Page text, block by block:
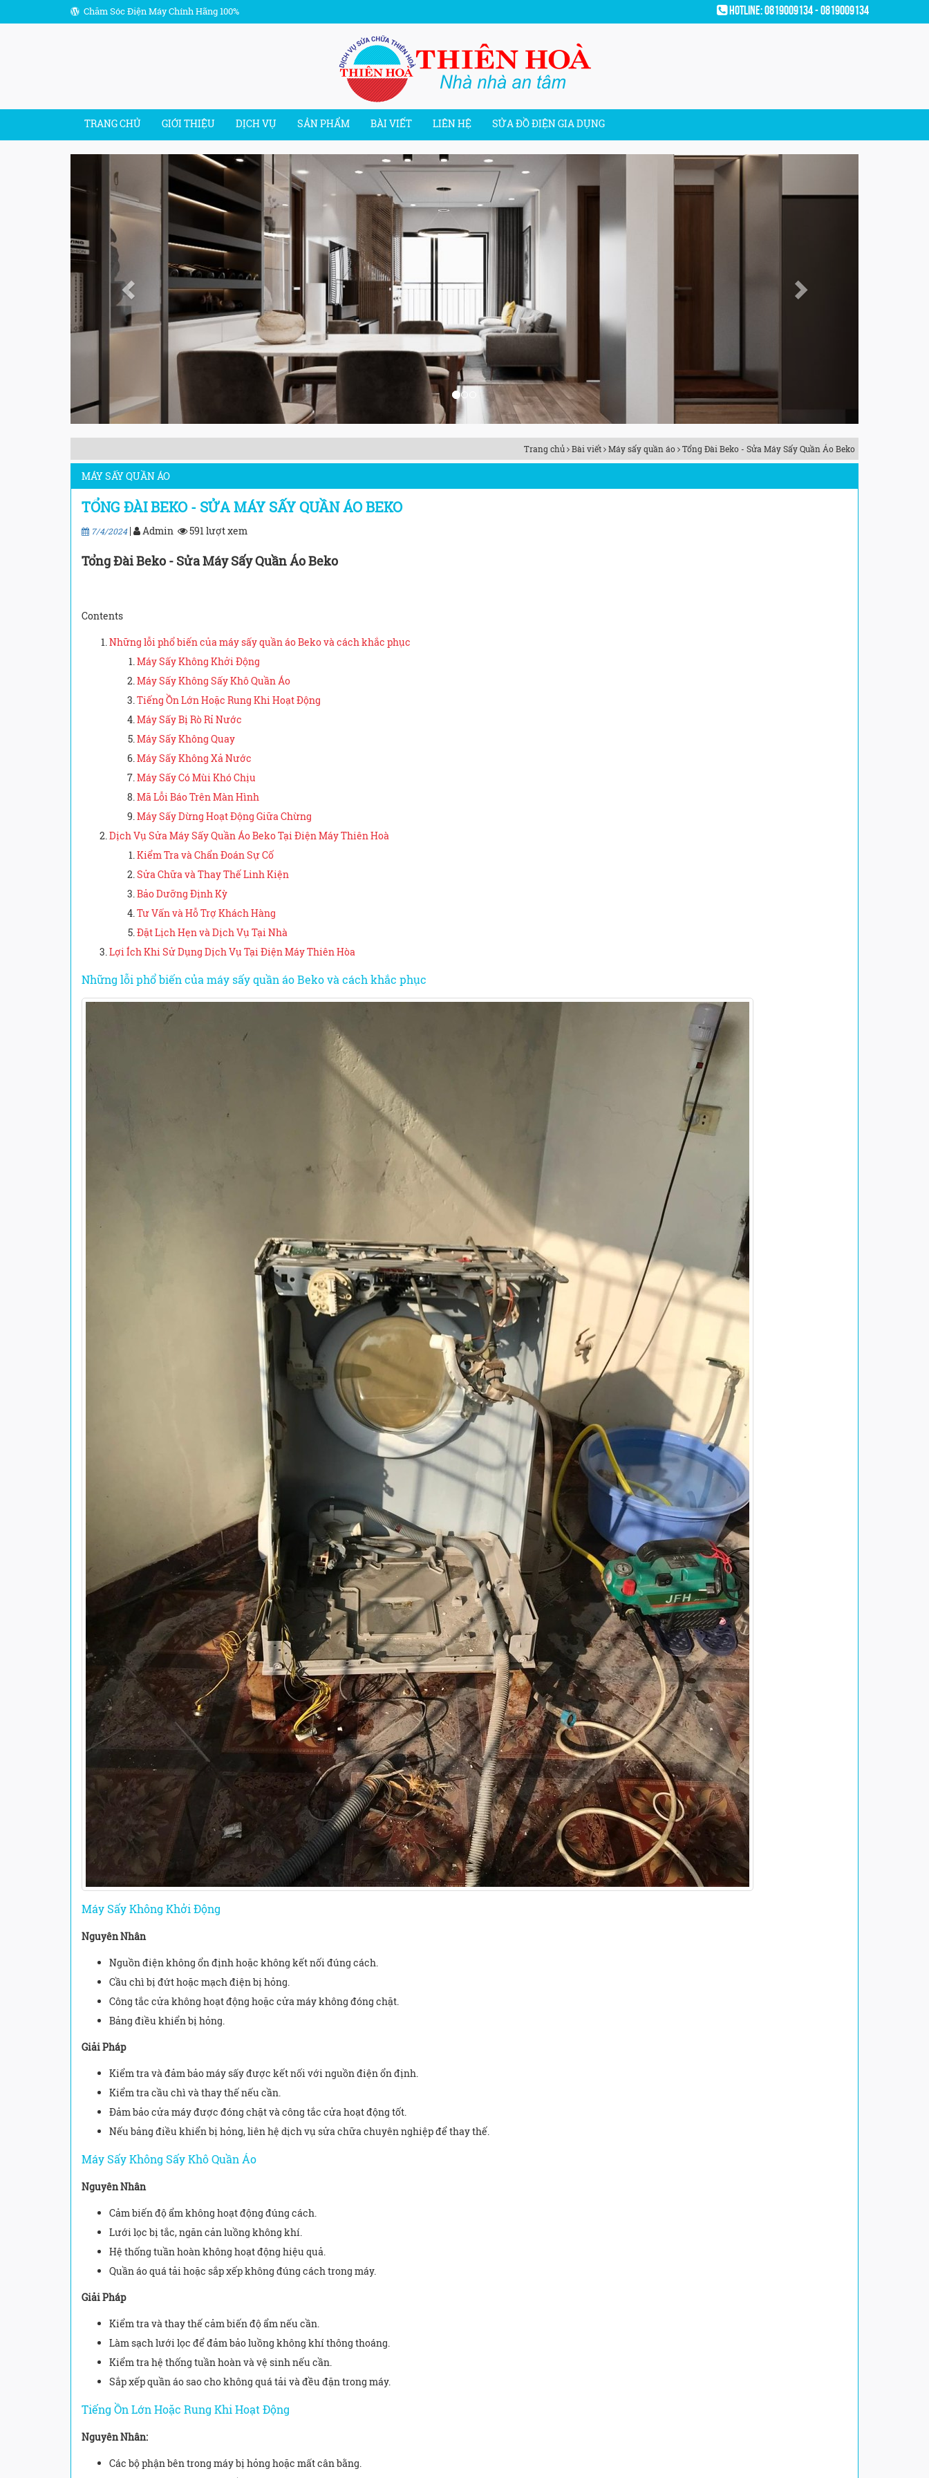
Chăm Sóc Điện Máy Chính Hãng 100% Hotline: 0819009134 - 0819009134
TRANG CHỦ GIỚI THIỆU DỊCH VỤ SẢN PHẨM BÀI VIẾT LIÊN HỆ SỬA ĐỒ ĐIỆN GIA DỤNG
Previous
Trang chủ Bài viết Máy sấy quần áo Tổng Đài Beko - Sửa Máy Sấy Quần Áo Beko
MÁY SẤY QUẦN ÁO
TỔNG ĐÀI BEKO - SỬA MÁY SẤY QUẦN ÁO BEKO
7/4/2024| Admin 591 lượt xem
Tổng Đài Beko - Sửa Máy Sấy Quần Áo Beko
Contents
Những lỗi phổ biến của máy sấy quần áo Beko và cách khắc phục
Máy Sấy Không Khởi Động
Máy Sấy Không Sấy Khô Quần Áo
Tiếng Ồn Lớn Hoặc Rung Khi Hoạt Động
Máy Sấy Bị Rò Rỉ Nước
Máy Sấy Không Quay
Máy Sấy Không Xả Nước
Máy Sấy Có Mùi Khó Chịu
Mã Lỗi Báo Trên Màn Hình
Máy Sấy Dừng Hoạt Động Giữa Chừng
Dịch Vụ Sửa Máy Sấy Quần Áo Beko Tại Điện Máy Thiên Hoà
Kiểm Tra và Chẩn Đoán Sự Cố
Sửa Chữa và Thay Thế Linh Kiện
Bảo Dưỡng Định Kỳ
Tư Vấn và Hỗ Trợ Khách Hàng
Đặt Lịch Hẹn và Dịch Vụ Tại Nhà
Lợi Ích Khi Sử Dụng Dịch Vụ Tại Điện Máy Thiên Hòa
Những lỗi phổ biến của máy sấy quần áo Beko và cách khắc phục
Máy Sấy Không Khởi Động
Nguyên Nhân
Nguồn điện không ổn định hoặc không kết nối đúng cách.
Cầu chì bị đứt hoặc mạch điện bị hỏng.
Công tắc cửa không hoạt động hoặc cửa máy không đóng chặt.
Bảng điều khiển bị hỏng.
Giải Pháp
Kiểm tra và đảm bảo máy sấy được kết nối với nguồn điện ổn định.
Kiểm tra cầu chì và thay thế nếu cần.
Đảm bảo cửa máy được đóng chặt và công tắc cửa hoạt động tốt.
Nếu bảng điều khiển bị hỏng, liên hệ dịch vụ sửa chữa chuyên nghiệp để thay thế.
Máy Sấy Không Sấy Khô Quần Áo
Nguyên Nhân
Cảm biến độ ẩm không hoạt động đúng cách.
Lưới lọc bị tắc, ngăn cản luồng không khí.
Hệ thống tuần hoàn không hoạt động hiệu quả.
Quần áo quá tải hoặc sắp xếp không đúng cách trong máy.
Giải Pháp
Kiểm tra và thay thế cảm biến độ ẩm nếu cần.
Làm sạch lưới lọc để đảm bảo luồng không khí thông thoáng.
Kiểm tra hệ thống tuần hoàn và vệ sinh nếu cần.
Sắp xếp quần áo sao cho không quá tải và đều đặn trong máy.
Tiếng Ồn Lớn Hoặc Rung Khi Hoạt Động
Nguyên Nhân:
Các bộ phận bên trong máy bị hỏng hoặc mất cân bằng.